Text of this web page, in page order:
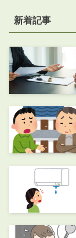
新着記事